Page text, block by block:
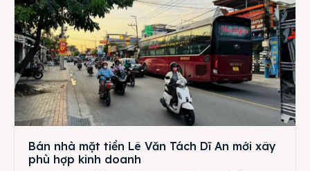
Bán nhà mặt tiền Lê Văn Tách Dĩ An mới xây
phù hợp kinh doanh